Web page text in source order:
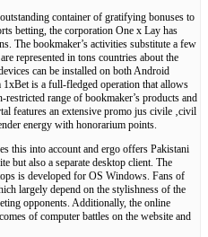
container of gratifying bonuses to
betting, the corporation One x Lay has
The bookmaker’s activities substitute a few
represented in tons countries about the
can be installed on both Android
is a full-fledged operation that allows
range of bookmaker’s products and
features an extensive promo jus civile ‚civil
energy with honorarium points.
this into account and ergo offers Pakistani
but also a separate desktop client. The
is developed for OS Windows. Fans of
largely depend on the stylishness of the
opponents. Additionally, the online
of computer battles on the website and